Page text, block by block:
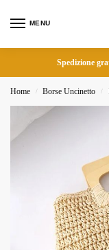
MENU
Spedizione
Home / Borse Uncinetto /